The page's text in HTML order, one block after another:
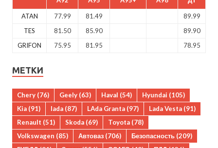
ATAN 77.99 81.49
89.99
TES
81.50 85.90
89.90
GRIFON
75.95 81.95 78.95
МЕТКИ
Chery (76) Geely (63) Haval (54) Hyundai (105)
Kia (91) lada (87) LAda Granta (97) Lada Vesta (91)
Renault (51) Skoda (69) Toyota (78)
Volkswagen (85) Автоваз (706) Безопасность (209)